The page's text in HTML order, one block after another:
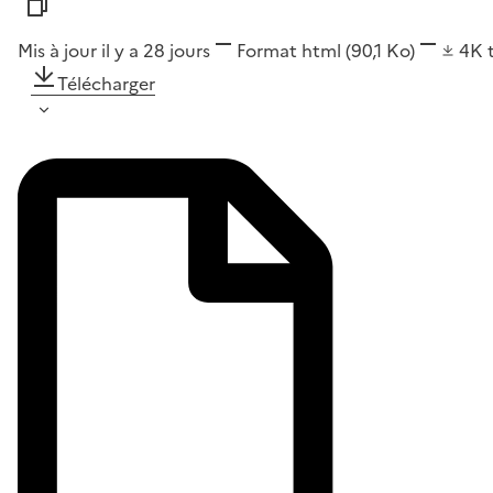
Mis à jour il y a 28 jours Format html (90,1 Ko) 4K
Télécharger